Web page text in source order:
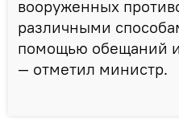
вооруженных
различными
помощью обещаний
— отметил министр.